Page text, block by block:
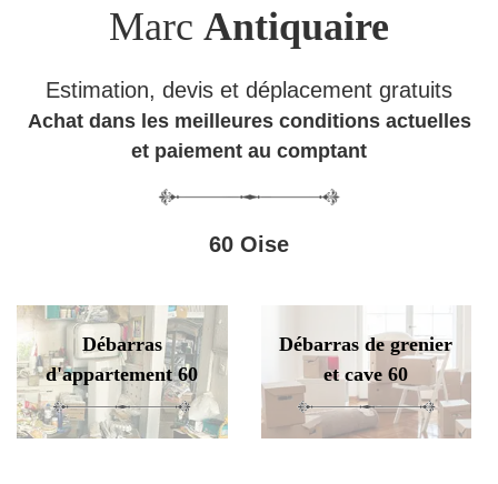
Marc Antiquaire
Estimation, devis et déplacement gratuits
Achat dans les meilleures conditions actuelles
et paiement au comptant
60 Oise
Débarras
d'appartement 60
Débarras de grenier
et cave 60